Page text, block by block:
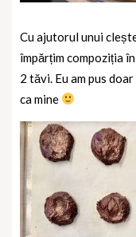
Cu ajutorul unui
împărțim compoziția
2 tăvi. Eu am pus
ca mine